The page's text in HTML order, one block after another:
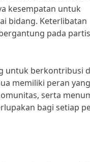
kesempatan untuk
bidang. Keterlibatan
pada
untuk berkontribusi
memiliki peran
serta
bagi setiap